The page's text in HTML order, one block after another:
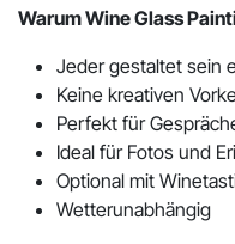
Warum Wine Glass
Jeder gestaltet sein
Keine kreativen
Perfekt für
Ideal für Fotos und
Optional mit
Wetterunabhängig